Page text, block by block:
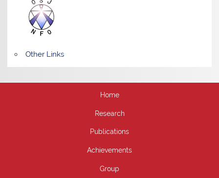
Other Links
Home
Research
Publications
Achievements
Group